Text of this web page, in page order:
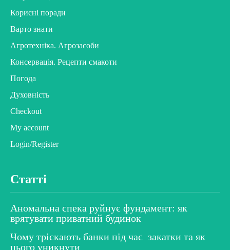
Корисні поради
Варто знати
Агротехніка. Агрозасоби
Консервація. Рецепти смакоти
Погода
Духовність
Checkout
My account
Login/Register
Статті
Аномальна спека руйнує фундамент: як
врятувати приватний будинок
Чому тріскають банки під час закатки та як
цього уникнути